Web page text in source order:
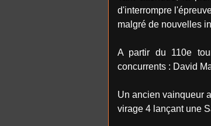
d'interrompre
malgré de nouvelles
A partir du 110e
concurrents : David
Un ancien vainqueur
virage 4 lançant une